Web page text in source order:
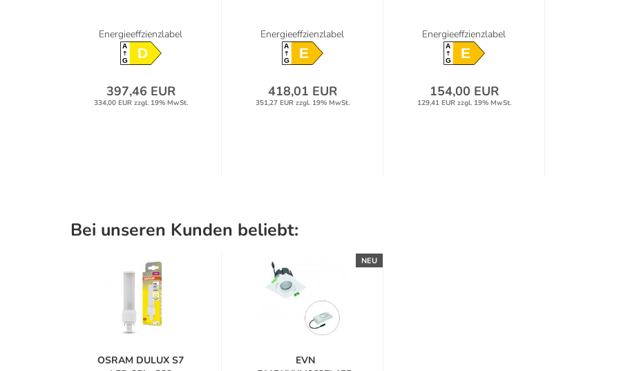
Energieeffzienzlabel
A
GD
397,46 EUR
334,00 EUR zzgl. 19% MwSt.
Energieeffzienzlabel
A
GE
418,01 EUR
351,27 EUR zzgl. 19% MwSt.
Energieeffzienzlabel
A
GE
154,00 EUR
129,41 EUR zzgl. 19% MwSt.
Bei unseren Kunden beliebt:
OSRAM DULUX S7
NEU
EVN